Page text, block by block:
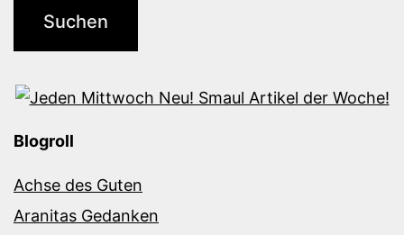
Blogroll
Achse des Guten
Aranitas Gedanken